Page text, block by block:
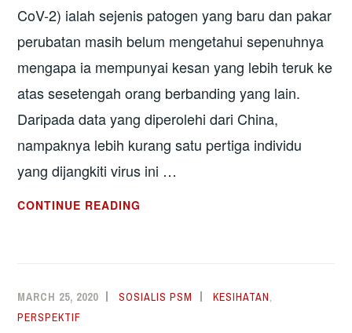
PARADIGMA
CoV-2) ialah sejenis patogen yang baru dan pakar
perubatan masih belum mengetahui sepenuhnya
mengapa ia mempunyai kesan yang lebih teruk ke
atas sesetengah orang berbanding yang lain.
Daripada data yang diperolehi dari China,
nampaknya lebih kurang satu pertiga individu
yang dijangkiti virus ini …
CONTINUE READING
SELAMATKAN
MARCH 25, 2020 SOSIALIS PSM KESIHATAN,
PERSPEKTIF